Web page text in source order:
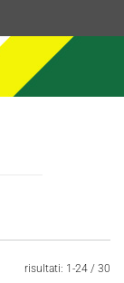
risultati: 1-24 / 30